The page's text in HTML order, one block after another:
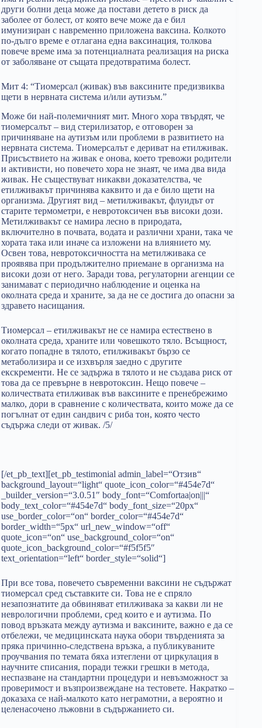
други болни деца може да постави детето в риск да
заболее от болест, от която вече може да е бил
имунизиран с навременно приложена ваксина. Колкото
по-дълго време е отлагана една ваксинация, толкова
повече време има за потенциалната реализация на риска
от заболяване от същата предотвратима болест.
Мит 4: “Тиомерсал (живак) във ваксините предизвиква
щети в нервната система и/или аутизъм.”
Може би най-полемичният мит. Много хора твърдят, че
тиомерсалът – вид стерилизатор, е отговорен за
причиняване на аутизъм или проблеми в развитието на
нервната система. Тиомерсалът е дериват на етилживак.
Присъствието на живак е онова, което тревожи родители
и активисти, но повечето хора не знаят, че има два вида
живак. Не съществуват никакви доказателства, че
етилживакът причинява каквито и да е било щети на
организма. Другият вид – метилживакът, флуидът от
старите термометри, е невротоксичен във високи дози.
Метилживакът се намира лесно в природата,
включително в почвата, водата и различни храни, така че
хората така или иначе са изложени на влиянието му.
Освен това, невротоксичността на метилживака се
проявява при продължително приемане в организма на
високи дози от него. Заради това, регулаторни агенции се
занимават с периодично наблюдение и оценка на
околната среда и храните, за да не се достига до опасни за
здравето насищания.
Тиомерсал – етилживакът не се намира естествено в
околната среда, храните или човешкото тяло. Всъщност,
когато попадне в тялото, етилживакът бързо се
метаболизира и се изхвърля заедно с другите
екскременти. Не се задържа в тялото и не създава риск от
това да се превърне в невротоксин. Нещо повече –
количествата етилживак във ваксините е пренебрежимо
малко, дори в сравнение с количествата, които може да се
погълнат от един сандвич с риба тон, която често
съдържа следи от живак. /5/
[/et_pb_text][et_pb_testimonial admin_label=“Отзив“
background_layout=“light“ quote_icon_color=“#454e7d“
_builder_version=“3.0.51″ body_font=“Comfortaa|on|||“
body_text_color=“#454e7d“ body_font_size=“20px“
use_border_color=“on“ border_color=“#454e7d“
border_width=“5px“ url_new_window=“off“
quote_icon=“on“ use_background_color=“on“
quote_icon_background_color=“#f5f5f5″
text_orientation=“left“ border_style=“solid“]
При все това, повечето съвременни ваксини не съдържат
тиомерсал сред съставките си. Това не е спряло
незапознатите да обвиняват етилживака за какви ли не
неврологични проблеми, сред които е и аутизма. По
повод връзката между аутизма и ваксините, важно е да се
отбележи, че медицинската наука обори твърденията за
пряка причинно-следствена връзка, а публикуваните
проучвания по темата бяха изтеглени от циркулация в
научните списания, поради тежки грешки в метода,
неспазване на стандартни процедури и невъзможност за
проверимост и възпроизвеждане на тестовете. Накратко –
доказаха се най-малкото като неграмотни, а вероятно и
целенасочено лъжовни в съдържанието си.